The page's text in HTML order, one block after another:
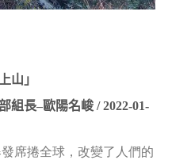
山」
組長–歐陽名峻 / 2022-01-
席捲全球，改變了人們的